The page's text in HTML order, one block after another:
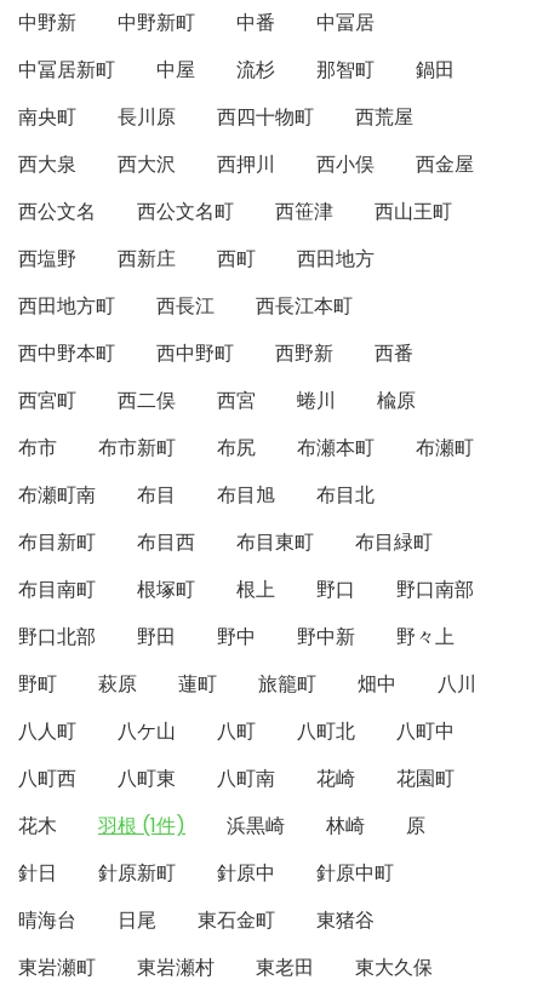
中野新
中野新町 中番
中冨居
中冨居新町
中屋 流杉 那智町
鍋田
南央町
長川原 西四十物町
西荒屋
西大泉
西大沢 西押川 西小俣
西金屋
西公文名
西公文名町 西笹津
西山王町
西塩野
西新庄 西町
西田地方
西田地方町
西長江
西長江本町
西中野本町
西中野町 西野新
西番
西宮町
西二俣 西宮 蜷川
楡原
布市
布市新町 布尻 布瀬本町
布瀬町
布瀬町南
布目 布目旭
布目北
布目新町
布目西 布目東町
布目緑町
布目南町
根塚町 根上 野口
野口南部
野口北部
野田 野中 野中新
野々上
野町
萩原 蓮町 旅籠町 畑中
八川
八人町
八ケ山 八町 八町北
八町中
八町西
八町東 八町南 花崎
花園町
花木
羽根 (1件) 浜黒崎 林崎
原
針日
針原新町 針原中
針原中町
晴海台
日尾 東石金町
東猪谷
東岩瀬町
東岩瀬村 東老田 東大久保